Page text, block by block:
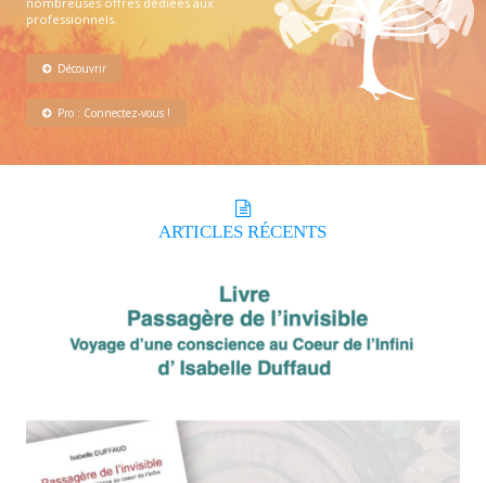
professionnels.
Découvrir
Pro : Connectez-vous !
ARTICLES RÉCENTS